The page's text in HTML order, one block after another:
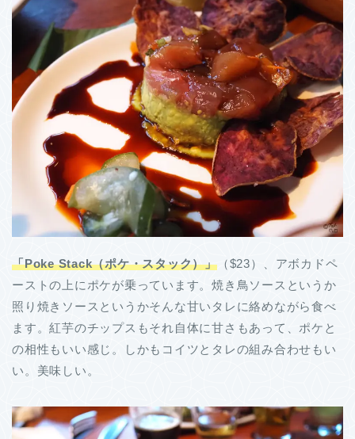
「Poke Stack（ポケ・スタック）」（$23）、アボカドペ
ーストの上にポケが乗っています。焼き鳥ソースというか
照り焼きソースというかそんな甘いタレに絡めながら食べ
ます。紅芋のチップスもそれ自体に甘さもあって、ポケと
の相性もいい感じ。しかもコイツとタレの組み合わせもい
い。美味しい。